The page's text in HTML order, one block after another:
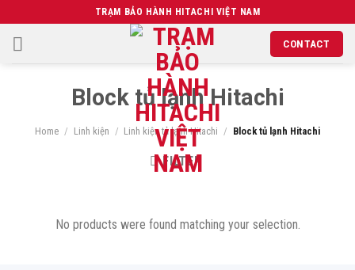
đến
dung
TRẠM BẢO HÀNH HITACHI VIỆT NAM
CONTACT
Block tủ lạnh Hitachi
Home / Linh kiện / Linh kiện tủ lạnh Hitachi / Block tủ lạnh Hitachi
FILTER
No products were found matching your selection.